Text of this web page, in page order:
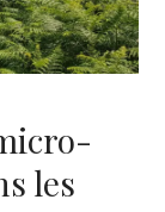
les